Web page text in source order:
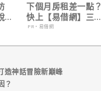
愛
下個月房租差一點？
快上【易借網】三分
鐘解決燃眉之急
PR・易借網
造神話冒險新巔峰
？